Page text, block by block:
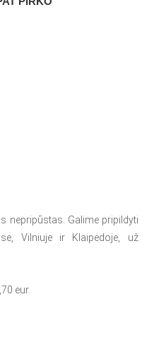
nepripūstas. Galime pripildyti
Vilniuje ir Klaipėdoje, už
eur.